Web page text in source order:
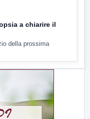
a chiarire il
della prossima